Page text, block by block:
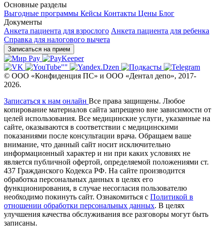
Основные разделы
Выгодные программы Кейсы Контакты Цены Блог
Документы
Анкета пациента для взрослого Анкета пациента для ребенка
Справка для налогового вычета
Записаться на прием
© ООО «Конфиденция ПС» и ООО «Дентал депо», 2017-
2026.
Записаться к нам онлайн Все права защищены. Любое
копирование материалов сайта запрещено вне зависимости от
целей использования. Все медицинские услуги, указанные на
сайте, оказываются в соответствии с медицинскими
показаниями после консультации врача. Обращаем ваше
внимание, что данный сайт носит исключительно
информационный характер и ни при каких условиях не
является публичной офертой, определяемой положениями ст.
437 Гражданского Кодекса РФ. На сайте производится
обработка персональных данных в целях его
функционирования, в случае несогласия пользователю
необходимо покинуть сайт. Ознакомиться с Политикой в
отношении обработки персональных данных. В целях
улучшения качества обслуживания все разговоры могут быть
записаны.